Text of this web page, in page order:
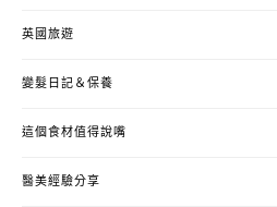
英國旅遊
變髮日記＆保養
這個食材值得說嘴
醫美經驗分享